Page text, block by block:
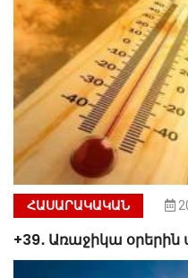
ՀԱՍԱՐԱԿԱԿԱՆ
+39․ Առաջիկա